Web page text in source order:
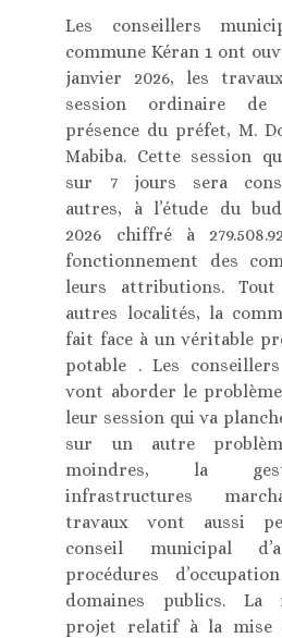
Les conseillers
commune Kéran 1 ont
janvier 2026, les
session ordinaire de
présence du préfet, M.
Mabiba. Cette session
sur 7 jours sera
autres, à l’étude du
2026 chiffré à
fonctionnement des
leurs attributions.
autres localités, la
fait face à un véritable
potable . Les
vont aborder le
leur session qui va
sur un autre
moindres, la
infrastructures
travaux vont aussi
conseil municipal
procédures
domaines publics. La
projet relatif à la mise